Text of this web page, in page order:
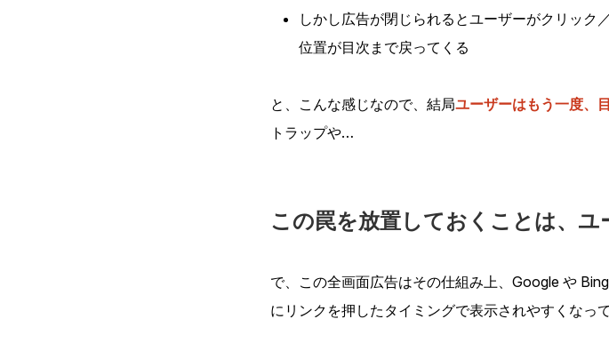
しかし広告が閉じられるとユーザーがクリック
位置が目次まで戻ってくる
と、こんな感じなので、結局ユーザーはもう一度、
トラップや…
この罠を放置しておくことは、ユ
で、この全画面広告はその仕組み上、Google や
にリンクを押したタイミングで表示されやすくなっ